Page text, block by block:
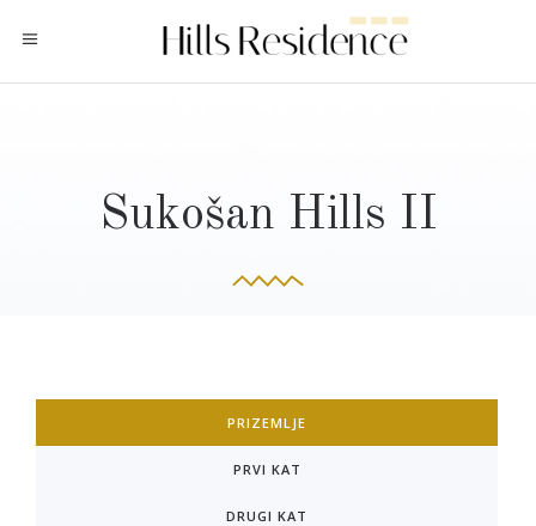
Sukošan Hills II
PRIZEMLJE
PRVI KAT
DRUGI KAT